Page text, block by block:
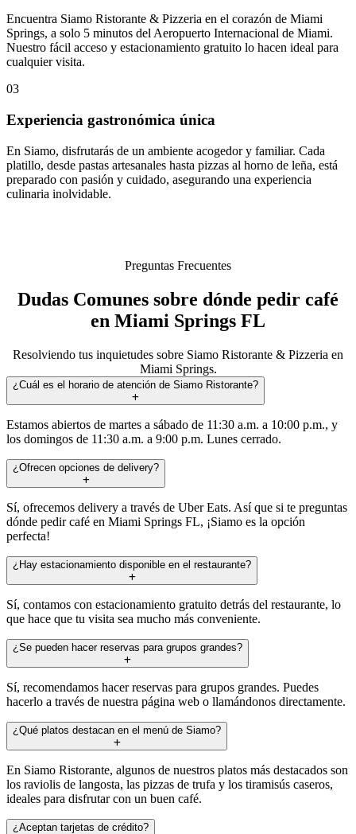
Encuentra Siamo Ristorante & Pizzeria en el corazón de Miami
Springs, a solo 5 minutos del Aeropuerto Internacional de Miami.
Nuestro fácil acceso y estacionamiento gratuito lo hacen ideal para
cualquier visita.
03
Experiencia gastronómica única
En Siamo, disfrutarás de un ambiente acogedor y familiar. Cada
platillo, desde pastas artesanales hasta pizzas al horno de leña, está
preparado con pasión y cuidado, asegurando una experiencia
culinaria inolvidable.
Preguntas Frecuentes
Dudas Comunes sobre dónde pedir café
en Miami Springs FL
Resolviendo tus inquietudes sobre Siamo Ristorante & Pizzeria en
Miami Springs.
¿Cuál es el horario de atención de Siamo Ristorante?
Estamos abiertos de martes a sábado de 11:30 a.m. a 10:00 p.m., y
los domingos de 11:30 a.m. a 9:00 p.m. Lunes cerrado.
¿Ofrecen opciones de delivery?
Sí, ofrecemos delivery a través de Uber Eats. Así que si te preguntas
dónde pedir café en Miami Springs FL, ¡Siamo es la opción
perfecta!
¿Hay estacionamiento disponible en el restaurante?
Sí, contamos con estacionamiento gratuito detrás del restaurante, lo
que hace que tu visita sea mucho más conveniente.
¿Se pueden hacer reservas para grupos grandes?
Sí, recomendamos hacer reservas para grupos grandes. Puedes
hacerlo a través de nuestra página web o llamándonos directamente.
¿Qué platos destacan en el menú de Siamo?
En Siamo Ristorante, algunos de nuestros platos más destacados son
los raviolis de langosta, las pizzas de trufa y los tiramisús caseros,
ideales para disfrutar con un buen café.
¿Aceptan tarjetas de crédito?